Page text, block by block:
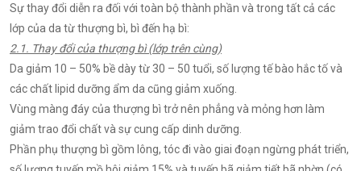
Sự thay đổi diễn ra đối với toàn bộ thành phần và trong tất cả các
lớp của da từ thượng bì, bì đến hạ bì:
2.1. Thay đổi của thượng bì (lớp trên cùng)
Da giảm 10 – 50% bề dày từ 30 – 50 tuổi, số lượng tế bào hắc tố và
các chất lipid dưỡng ẩm da cũng giảm xuống.
Vùng màng đáy của thượng bì trở nên phẳng và mỏng hơn làm
giảm trao đổi chất và sự cung cấp dinh dưỡng.
Phần phụ thượng bì gồm lông, tóc đi vào giai đoạn ngừng phát triển,